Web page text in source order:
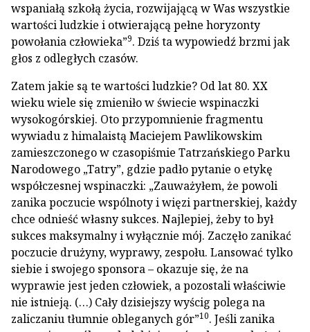
wspaniałą szkołą życia, rozwijającą w Was wszystkie
wartości ludzkie i otwierającą pełne horyzonty
powołania człowieka”9. Dziś ta wypowiedź brzmi jak
głos z odległych czasów.
Zatem jakie są te wartości ludzkie? Od lat 80. XX
wieku wiele się zmieniło w świecie wspinaczki
wysokogórskiej. Oto przypomnienie fragmentu
wywiadu z himalaistą Maciejem Pawlikowskim
zamieszczonego w czasopiśmie Tatrzańskiego Parku
Narodowego „Tatry”, gdzie padło pytanie o etykę
współczesnej wspinaczki: „Zauważyłem, że powoli
zanika poczucie wspólnoty i więzi partnerskiej, każdy
chce odnieść własny sukces. Najlepiej, żeby to był
sukces maksymalny i wyłącznie mój. Zaczęło zanikać
poczucie drużyny, wyprawy, zespołu. Lansować tylko
siebie i swojego sponsora – okazuje się, że na
wyprawie jest jeden człowiek, a pozostali właściwie
nie istnieją. (…) Cały dzisiejszy wyścig polega na
zaliczaniu tłumnie obleganych gór”10. Jeśli zanika